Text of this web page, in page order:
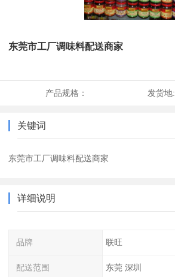
东莞市工厂调味料配送商家
产品规格： 发货地:
关键词
东莞市工厂调味料配送商家
详细说明
品牌 联旺
配送范围 东莞 深圳